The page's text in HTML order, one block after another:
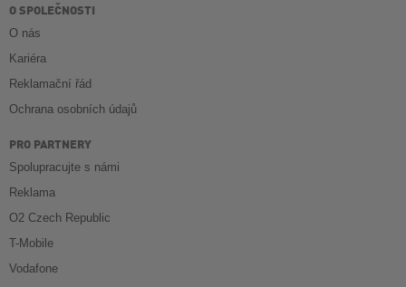
O SPOLEČNOSTI
O nás
Kariéra
Reklamační řád
Ochrana osobních údajů
PRO PARTNERY
Spolupracujte s námi
Reklama
O2 Czech Republic
T-Mobile
Vodafone